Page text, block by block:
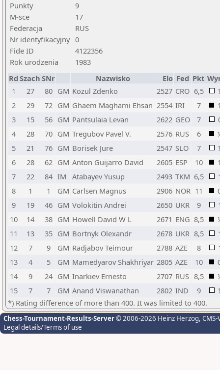
Punkty
9
M-sce
17
Federacja
RUS
Nr identyfikacyjny 0
Fide ID
4122356
Rok urodzenia
1983
Rd Szach SNr Nazwisko Elo Fed Pkt
1
27 80 GM Kozul Zdenko 2527 CRO 6,5
2
29 72 GM Ghaem Maghami Ehsan 2554 IRI 7
3
15 56 GM Pantsulaia Levan 2622 GEO 7
4
28 70 GM Tregubov Pavel V. 2576 RUS 6
5
21 76 GM Borisek Jure 2547 SLO 7
6
28 62 GM Anton Guijarro David 2605 ESP 10
7
22 84 IM Atabayev Yusup 2493 TKM 6,5
8
1 1 GM Carlsen Magnus 2906 NOR 11
9
19 46 GM Volokitin Andrei 2650 UKR 9
10
14 38 GM Howell David W L 2671 ENG 8,5
11
13 35 GM Bortnyk Olexandr 2678 UKR 8,5
12
7 9 GM Radjabov Teimour 2788 AZE 8
13
4 5 GM Mamedyarov Shakhriyar 2805 AZE 10
14
9 24 GM Inarkiev Ernesto 2707 RUS 8,5
15
7 7 GM Anand Viswanathan 2802 IND 9
*) Rating difference of more than 400. It was limited to 400.
Chess-Tournament-Results-Server© 2006-2026 Heinz Herzog,
Legal details/Terms of use